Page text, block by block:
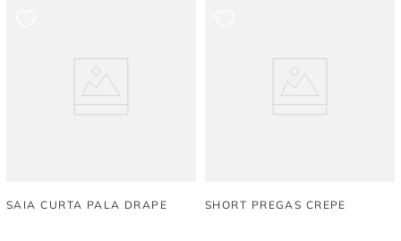
SAIA CURTA PALA DRAPE SHORT PREGAS CREPE